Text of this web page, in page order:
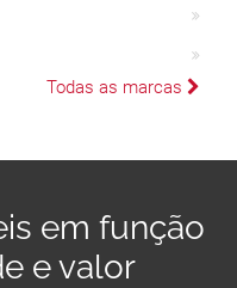
Todas as marcas
em função
e valor